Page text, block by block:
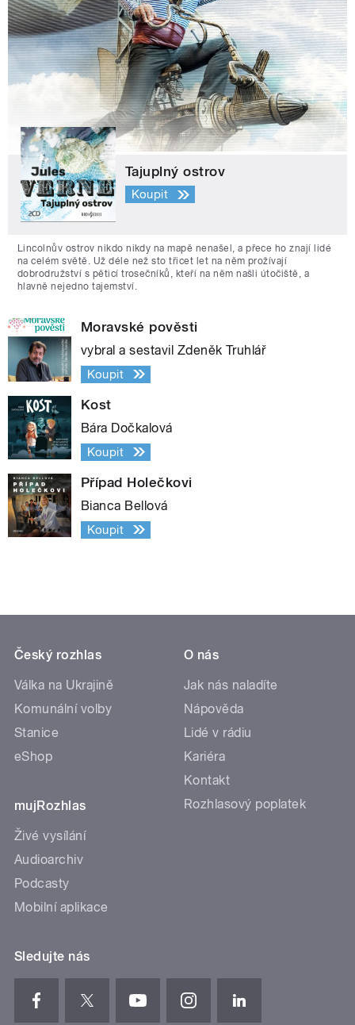
Tajuplný ostrov
Koupit
Lincolnův ostrov nikdo nikdy na mapě nenašel, a přece ho znají lidé
na celém světě. Už déle než sto třicet let na něm prožívají
dobrodružství s pěticí trosečníků, kteří na něm našli útočiště, a
hlavně nejedno tajemství.
Moravské pověsti
vybral a sestavil Zdeněk Truhlář
Koupit
Kost
Bára Dočkalová
Koupit
Případ Holečkovi
Bianca Bellová
Koupit
Český rozhlas
Válka na Ukrajině
Komunální volby
Stanice
eShop
mujRozhlas
Živé vysílání
Audioarchiv
Podcasty
Mobilní aplikace
O nás
Jak nás naladíte
Nápověda
Lidé v rádiu
Kariéra
Kontakt
Rozhlasový poplatek
Sledujte nás